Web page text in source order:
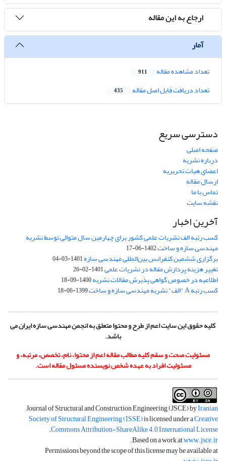
ارجاع به این مقاله
آمار
تعداد مشاهده مقاله 911
تعداد دریافت فایل اصل مقاله 435
دسترسی سریع
صفحه اصلی
درباره نشریه
اعضای هیات تحریریه
ارسال مقاله
تماس با ما
نقشه سایت
آخرین اخبار
کسب رتبه الف نشریات علمی کشور برای چهارمین سال متوالی توسط نشریه
مهندسی سازه و ساخت1402-06-17
برگزاری ششمین کنفرانس بین‌المللی مهندسی سازه1401-03-04
تغییر هزینه پردازش مقاله در نشریات علمی1401-02-26
اطلاعیه در خصوص گواهی پذیرش مقالات نشریه1400-09-18
کسب رتبه A "الف" نشریه مهندسی سازه و ساخت 1399-06-18
کلیه حقوق این سایت اعم از طرح و محتوا متعلق به انجمن مهندسی سازه ایران می
باشد.
مسئولیت صحت و سقم کلیه مطالب مقاله اعم از محتوا، نام، تخصص، مرتبه، و
مسئولیت افراد به عهده شخص نویسنده مسئول مقاله است.
Journal of Structural and Construction Engineering (JSCE) byIranian
Society of Structural Engineering (ISSE)is licensed under aCreative
Commons Attribution-ShareAlike 4.0 International License
.
Based on a work atwww.jsce.ir
.
Permissions beyond the scope of this license may be available at